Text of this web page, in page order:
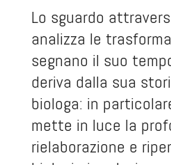
Lo sguardo
analizza le
segnano il suo
deriva dalla sua
biologa: in
mette in luce la
rielaborazione e